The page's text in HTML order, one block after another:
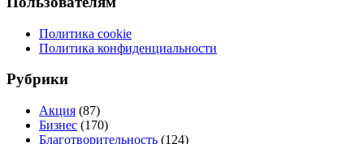
Политика cookie
Политика конфиденциальности
Рубрики
Акция (87)
Бизнес (170)
Благотворительность (124)